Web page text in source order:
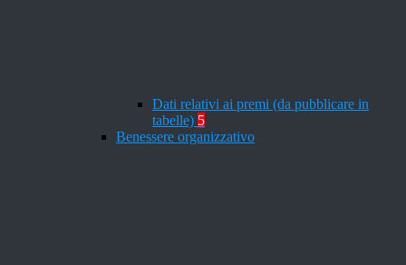
Dati relativi ai premi (da pubblicare in
tabelle) 5
Benessere organizzativo